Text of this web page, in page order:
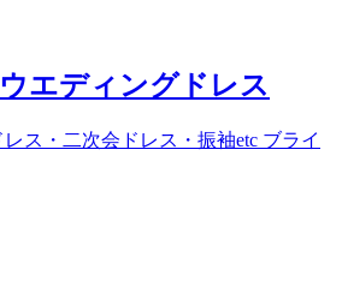
ウエディングドレス